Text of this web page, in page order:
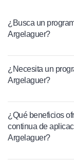
¿Busca un
Argelaguer?
¿Necesita un
Argelaguer?
¿Qué beneficios
continua de
Argelaguer?